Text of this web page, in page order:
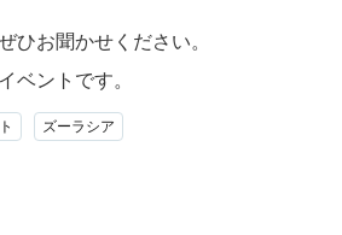
ひお聞かせください。
ベントです。
ズーラシア